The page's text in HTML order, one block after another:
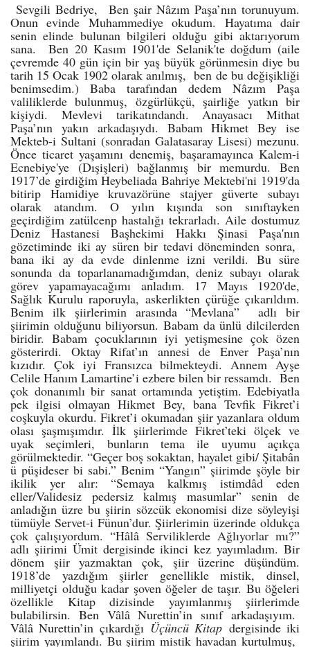
Sevgili Bedriye, Ben şair Nâzım Paşa’nın torunuyum.
Onun evinde Muhammediye okudum. Hayatıma dair
senin elinde bulunan bilgileri olduğu gibi aktarıyorum
sana. Ben 20 Kasım 1901'de Selanik'te doğdum (aile
çevremde 40 gün için bir yaş büyük görünmesin diye bu
tarih 15 Ocak 1902 olarak anılmış, ben de bu değişikliği
benimsedim.) Baba tarafından dedem Nâzım Paşa
valiliklerde bulunmuş, özgürlükçü, şairliğe yatkın bir
kişiydi. Mevlevi tarikatındandı. Anayasacı Mithat
Paşa’nın yakın arkadaşıydı. Babam Hikmet Bey ise
Mekteb-i Sultani (sonradan Galatasaray Lisesi) mezunu.
Önce ticaret yaşamını denemiş, başaramayınca Kalem-i
Ecnebiye'ye (Dışişleri) bağlanmış bir memurdu. Ben
1917’de girdiğim Heybeliada Bahriye Mektebi'ni 1919'da
bitirip Hamidiye kruvazörüne stajyer güverte subayı
olarak atandım. O yılın kışında son sınıftayken
geçirdiğim zatülcenp hastalığı tekrarladı. Aile dostumuz
Deniz Hastanesi Başhekimi Hakkı Şinasi Paşa'nın
gözetiminde iki ay süren bir tedavi döneminden sonra,
bana iki ay da evde dinlenme izni verildi. Bu süre
sonunda da toparlanamadığımdan, deniz subayı olarak
görev yapamayacağımı anladım. 17 Mayıs 1920'de,
Sağlık Kurulu raporuyla, askerlikten çürüğe çıkarıldım.
Benim ilk şiirlerimin arasında “Mevlana” adlı bir
şiirimin olduğunu biliyorsun. Babam da ünlü dilcilerden
biridir. Babam çocuklarının iyi yetişmesine çok özen
gösterirdi. Oktay Rifat’ın annesi de Enver Paşa’nın
kızıdır. Çok iyi Fransızca bilmekteydi. Annem Ayşe
Celile Hanım Lamartine’i ezbere bilen bir ressamdı. Ben
çok donanımlı bir sanat ortamında yetiştim. Edebiyatla
pek ilgisi olmayan Hikmet Bey, bana Tevfik Fikret’i
coşkuyla okurdu. Fikret’i okumadan şiir yazanlara oldum
olası şaşmışımdır. İlk şiirlerimde Fikret’teki ölçek ve
uyak seçimleri, bunların tema ile uyumu açıkça
görülmektedir. “Geçer boş sokaktan, hayalet gibi/ Şitabân
ü püşideser bi sabi.” Benim “Yangın” şiirimde şöyle bir
ikilik yer alır: “Semaya kalkmış istimdâd eden
eller/Validesiz pedersiz kalmış masumlar” senin de
anladığın üzre bu şiirin sözcük ekonomisi dize söyleyişi
tümüyle Servet-i Fünun’dur. Şiirlerimin üzerinde oldukça
çok çalışıyordum. “Hâlâ Serviliklerde Ağlıyorlar mı?”
adlı şiirimi Ümit dergisinde ikinci kez yayımladım. Bir
dönem şiir yazmaktan çok, şiir üzerine düşündüm.
1918’de yazdığım şiirler genellikle mistik, dinsel,
milliyetçi olduğu kadar şoven öğeler de taşır. Bu öğeleri
özellikle Kitap dizisinde yayımlanmış şiirlerimde
bulabilirsin. Ben Vâlâ Nurettin’in sınıf arkadaşıyım.
Vâlâ Nurettin’in çıkardığı Üçüncü Kitap dergisinde iki
şiirim yayımlandı. Bu şiirim mistik havadan kurtulmuş,